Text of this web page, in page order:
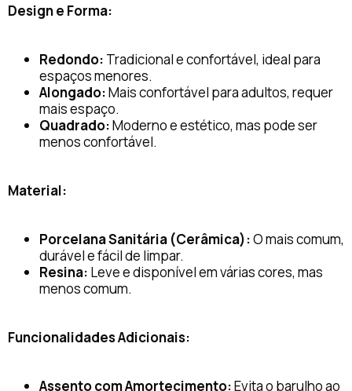
Design e Forma:
Redondo: Tradicional e confortável, ideal para
espaços menores.
Alongado:Mais confortável para adultos, requer
mais espaço.
Quadrado:Moderno e estético, mas pode ser
menos confortável.
Material:
Porcelana Sanitária (Cerâmica):O mais comum,
durável e fácil de limpar.
Resina: Leve e disponível em várias cores, mas
menos comum.
Funcionalidades Adicionais:
Assento com Amortecimento:Evita o barulho ao